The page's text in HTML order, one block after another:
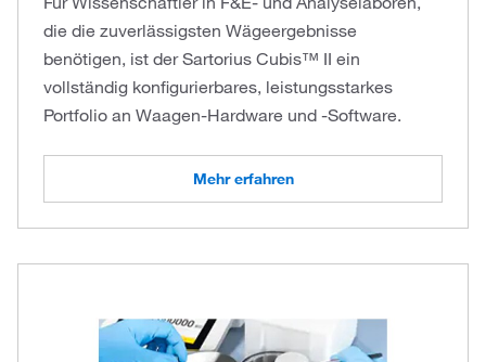
die die zuverlässigsten Wägeergebnisse
benötigen, ist der Sartorius Cubis™ II ein
vollständig konfigurierbares, leistungsstarkes
Portfolio an Waagen-Hardware und -Software.
Mehr erfahren